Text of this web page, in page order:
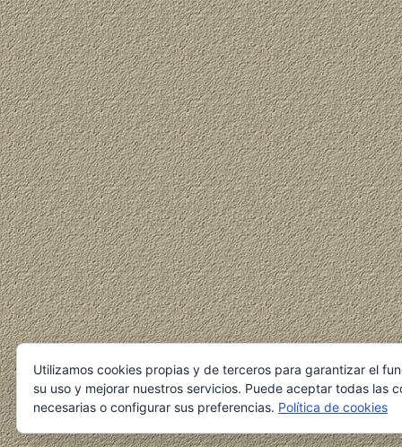
Utilizamos cookies propias y de terceros para garantizar el
su uso y mejorar nuestros servicios. Puede aceptar todas las
necesarias o configurar sus preferencias. Política de cookies